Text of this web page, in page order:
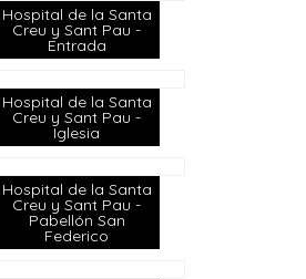
Hospital de la Santa
Creu y Sant Pau -
Entrada
Hospital de la Santa
Creu y Sant Pau -
Iglesia
Hospital de la Santa
Creu y Sant Pau -
Pabellón San
Federico